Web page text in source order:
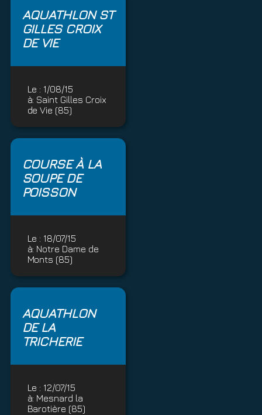
AQUATHLON ST
GILLES CROIX
DE VIE
Le : 1/08/15
à: Saint Gilles Croix
de Vie (85)
COURSE À LA
SOUPE DE
POISSON
Le : 18/07/15
à: Notre Dame de
Monts (85)
AQUATHLON
DE LA
TRICHERIE
Le : 12/07/15
à: Mesnard la
Barotière (85)